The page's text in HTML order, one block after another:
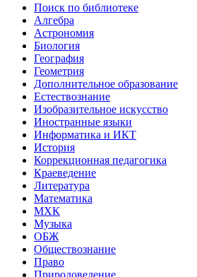
Поиск по библиотеке
Алгебра
Астрономия
Биология
География
Геометрия
Дополнительное образование
Естествознание
Изобразительное искусство
Иностранные языки
Информатика и ИКТ
История
Коррекционная педагогика
Краеведение
Литература
Математика
МХК
Музыка
ОБЖ
Обществознание
Право
Природоведение